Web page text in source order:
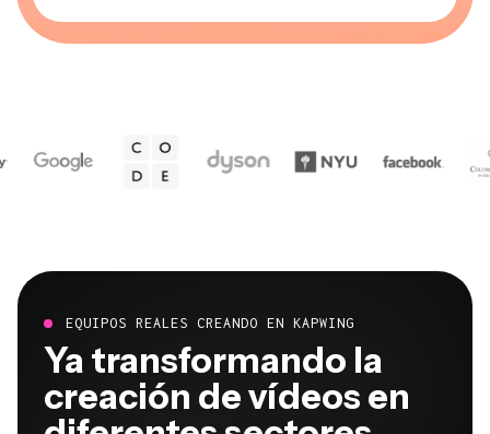
EQUIPOS REALES CREANDO EN KAPWING
Ya transformando la
creación de vídeos en